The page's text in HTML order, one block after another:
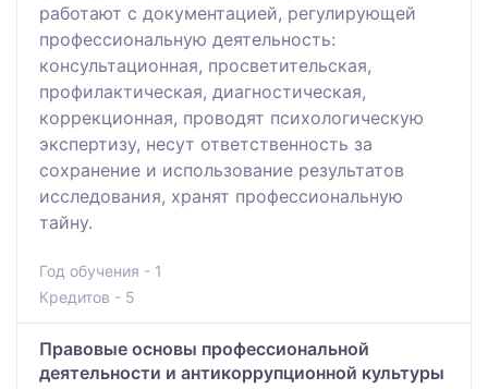
работают с документацией, регулирующей
профессиональную деятельность:
консультационная, просветительская,
профилактическая, диагностическая,
коррекционная, проводят психологическую
экспертизу, несут ответственность за
сохранение и использование результатов
исследования, хранят профессиональную
тайну.
Год обучения - 1
Кредитов - 5
Правовые основы профессиональной
деятельности и антикоррупционной культуры